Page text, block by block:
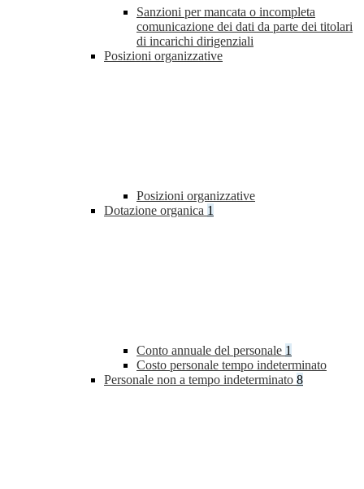
Sanzioni per mancata o incompleta
comunicazione dei dati da parte dei titolari
di incarichi dirigenziali
Posizioni organizzative
Posizioni organizzative
Dotazione organica 1
Conto annuale del personale 1
Costo personale tempo indeterminato
Personale non a tempo indeterminato 8